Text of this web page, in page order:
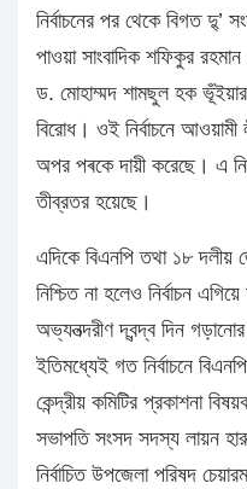
নির্বাচনের পর থেকে বিগত দু্’
পাওয়া সাংবাদিক শফিকুর
ড. মোহাম্মদ শামছুল হক
বিরোধ। ওই নির্বাচনে
অপর পৰকে দায়ী করেছে। এ
তীব্রতর হয়েছে।
এদিকে বিএনপি তথা ১৮ দলীয়
নিশ্চিত না হলেও নির্বাচন
অভ্যনত্দরীণ দ্বন্দ্ব দিন
ইতিমধ্যেই গত নির্বাচনে
কেন্দ্রীয় কমিটির প্রকাশনা
সভাপতি সংসদ সদস্য লায়ন
নির্বাচিত উপজেলা পরিষদ